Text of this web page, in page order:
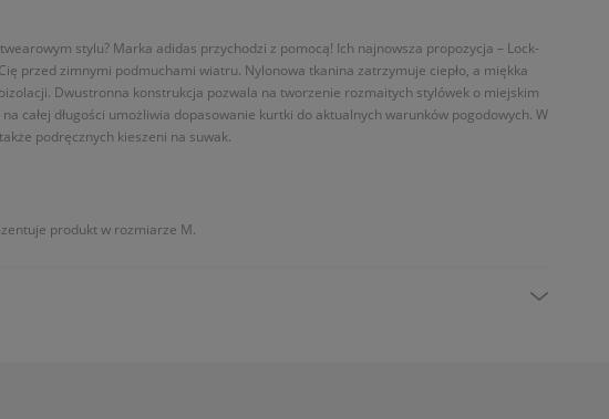
stylu? Marka adidas przychodzi z pomocą! Ich najnowsza propozycja – Lock-
przed zimnymi podmuchami wiatru. Nylonowa tkanina zatrzymuje ciepło, a miękka
Dwustronna konstrukcja pozwala na tworzenie rozmaitych stylówek o miejskim
całej długości umożliwia dopasowanie kurtki do aktualnych warunków pogodowych. W
podręcznych kieszeni na suwak.
produkt w rozmiarze M.